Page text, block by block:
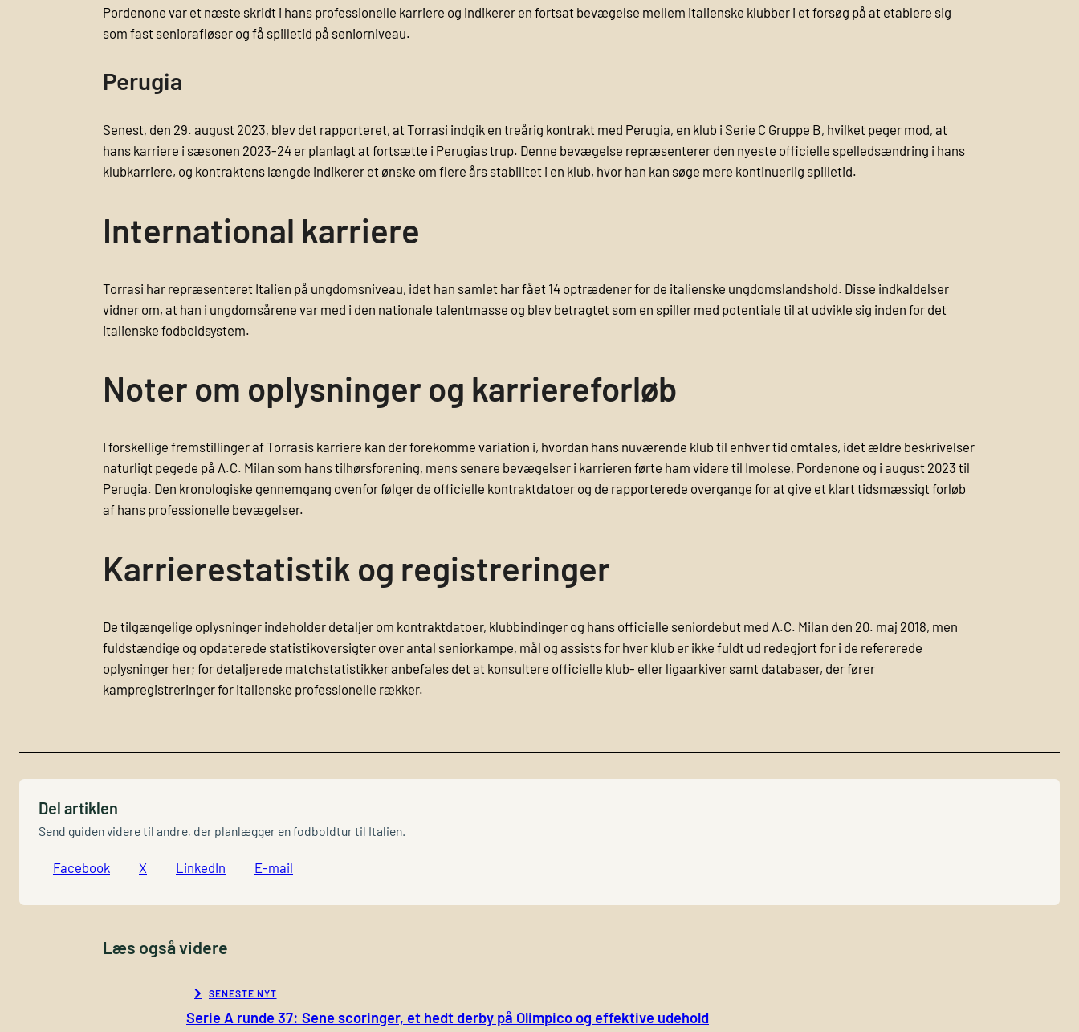
Pordenone var et næste skridt i hans professionelle karriere og indikerer en fortsat bevægelse mellem italienske klubber i et forsøg på at etablere sig
som fast seniorafløser og få spilletid på seniorniveau.
Perugia
Senest, den 29. august 2023, blev det rapporteret, at Torrasi indgik en treårig kontrakt med Perugia, en klub i Serie C Gruppe B, hvilket peger mod, at
hans karriere i sæsonen 2023-24 er planlagt at fortsætte i Perugias trup. Denne bevægelse repræsenterer den nyeste officielle spelledsændring i hans
klubkarriere, og kontraktens længde indikerer et ønske om flere års stabilitet i en klub, hvor han kan søge mere kontinuerlig spilletid.
International karriere
Torrasi har repræsenteret Italien på ungdomsniveau, idet han samlet har fået 14 optrædener for de italienske ungdomslandshold. Disse indkaldelser
vidner om, at han i ungdomsårene var med i den nationale talentmasse og blev betragtet som en spiller med potentiale til at udvikle sig inden for det
italienske fodboldsystem.
Noter om oplysninger og karriereforløb
I forskellige fremstillinger af Torrasis karriere kan der forekomme variation i, hvordan hans nuværende klub til enhver tid omtales, idet ældre beskrivelser
naturligt pegede på A.C. Milan som hans tilhørsforening, mens senere bevægelser i karrieren førte ham videre til Imolese, Pordenone og i august 2023 til
Perugia. Den kronologiske gennemgang ovenfor følger de officielle kontraktdatoer og de rapporterede overgange for at give et klart tidsmæssigt forløb
af hans professionelle bevægelser.
Karrierestatistik og registreringer
De tilgængelige oplysninger indeholder detaljer om kontraktdatoer, klubbindinger og hans officielle seniordebut med A.C. Milan den 20. maj 2018, men
fuldstændige og opdaterede statistikoversigter over antal seniorkampe, mål og assists for hver klub er ikke fuldt ud redegjort for i de refererede
oplysninger her; for detaljerede matchstatistikker anbefales det at konsultere officielle klub- eller ligaarkiver samt databaser, der fører
kampregistreringer for italienske professionelle rækker.
Del artiklen
Send guiden videre til andre, der planlægger en fodboldtur til Italien.
Facebook X LinkedIn E-mail
Læs også videre
SENESTE NYT
Serie A runde 37: Sene scoringer, et hedt derby på Olimpico og effektive udehold